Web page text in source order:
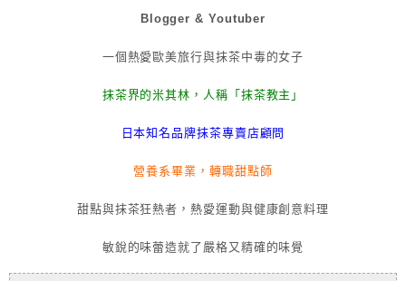
Blogger & Youtuber
一個熱愛歐美旅行與抹茶中毒的女子
抹茶界的米其林，人稱「抹茶教主」
日本知名品牌抹茶專賣店顧問
營養系畢業，轉職甜點師
甜點與抹茶狂熱者，熱愛運動與健康創意料理
敏銳的味蕾造就了嚴格又精確的味覺